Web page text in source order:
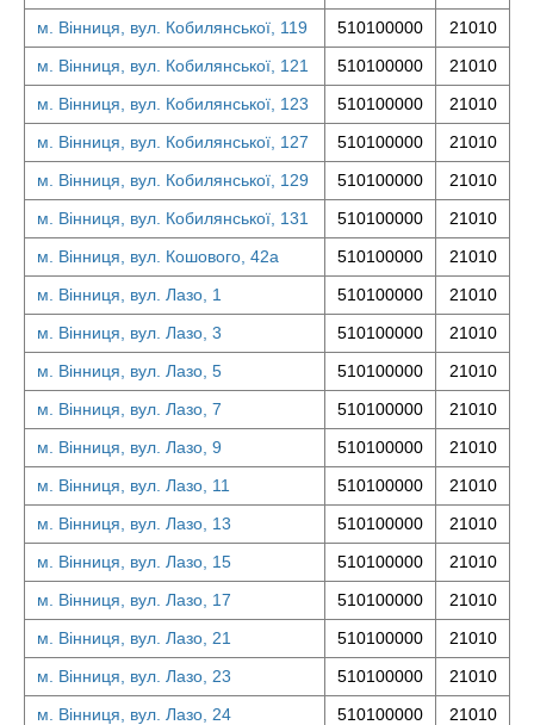
м. Вінниця, вул. Кобилянської, 119 510100000
21010
м. Вінниця, вул. Кобилянської, 121
510100000
21010
м. Вінниця, вул. Кобилянської, 123
510100000
21010
м. Вінниця, вул. Кобилянської, 127
510100000
21010
м. Вінниця, вул. Кобилянської, 129
510100000
21010
м. Вінниця, вул. Кобилянської, 131
510100000
21010
м. Вінниця, вул. Кошового, 42а
510100000
21010
м. Вінниця, вул. Лазо, 1
510100000
21010
м. Вінниця, вул. Лазо, 3
510100000
21010
м. Вінниця, вул. Лазо, 5
510100000
21010
м. Вінниця, вул. Лазо, 7
510100000
21010
м. Вінниця, вул. Лазо, 9
510100000
21010
м. Вінниця, вул. Лазо, 11
510100000
21010
м. Вінниця, вул. Лазо, 13
510100000
21010
м. Вінниця, вул. Лазо, 15
510100000
21010
м. Вінниця, вул. Лазо, 17
510100000
21010
м. Вінниця, вул. Лазо, 21
510100000
21010
м. Вінниця, вул. Лазо, 23
510100000
21010
м. Вінниця, вул. Лазо, 24
510100000
21010